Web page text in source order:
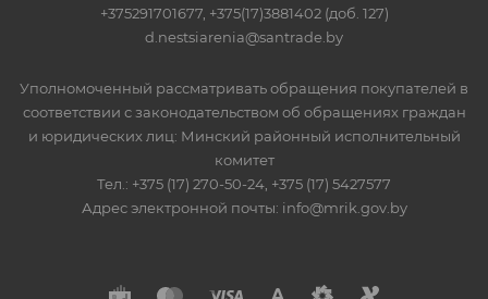
+375291701677, +375(17)3881402 (доб. 127)
d.nestsiarenia@santrade.by
Уполномоченный рассматривать обращения покупателей в
соответствии с законодательством об обращениях граждан
и юридических лиц: Минский районный исполнительный
комитет
Тел.: +375 (17) 270-50-24, +375 (17) 5427577
Адрес электронной почты: info@mrik.gov.by